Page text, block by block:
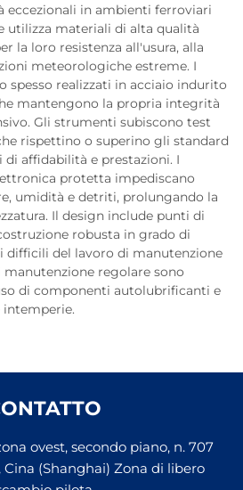
eccezionali in ambienti ferroviari
utilizza materiali di alta qualità
la loro resistenza all'usura, alla
meteorologiche estreme. I
spesso realizzati in acciaio indurito
mantengono la propria integrità
Gli strumenti subiscono test
rispettino o superino gli standard
affidabilità e prestazioni. I
protetta impediscano
umidità e detriti, prolungando la
Il design include punti di
robusta in grado di
difficili del lavoro di manutenzione
regolare sono
di componenti autolubrificanti e
ovest, secondo piano, n. 707
(Shanghai) Zona di libero